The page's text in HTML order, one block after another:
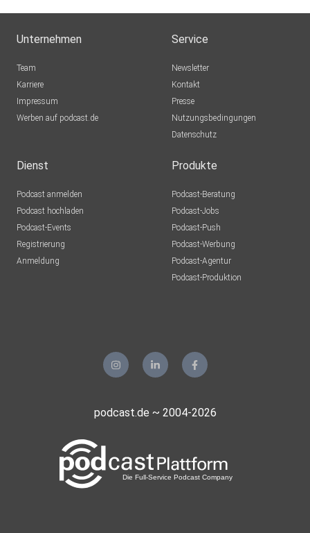
Unternehmen
Team
Karriere
Impressum
Werben auf podcast.de
Service
Newsletter
Kontakt
Presse
Nutzungsbedingungen
Datenschutz
Dienst
Podcast anmelden
Podcast hochladen
Podcast-Events
Registrierung
Anmeldung
Produkte
Podcast-Beratung
Podcast-Jobs
Podcast-Push
Podcast-Werbung
Podcast-Agentur
Podcast-Produktion
podcast.de ~ 2004-2026